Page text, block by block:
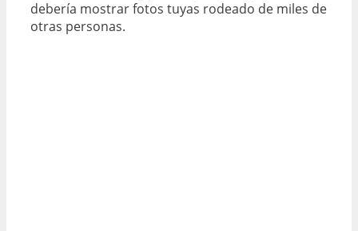
debería mostrar fotos tuyas rodeado de miles de
otras personas.